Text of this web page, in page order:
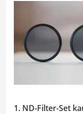
1. ND-Filter-Set